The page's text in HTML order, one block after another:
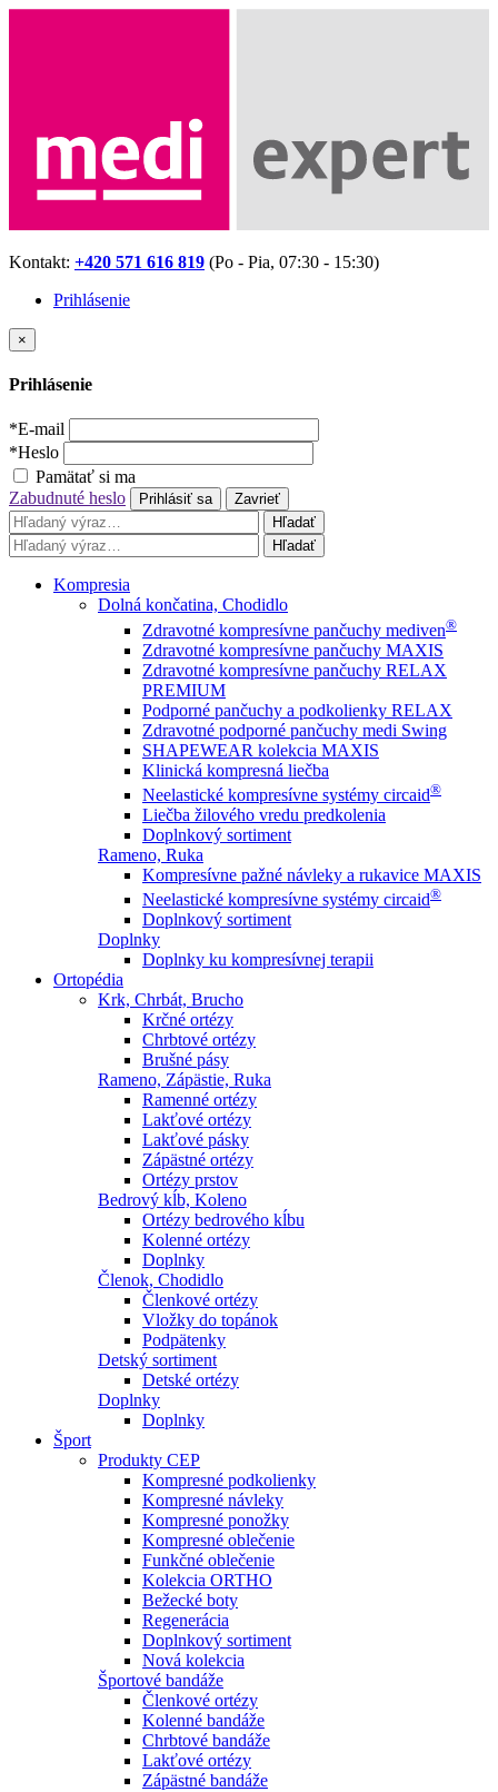
Kontakt: +420 571 616 819 (Po - Pia, 07:30 - 15:30)
Prihlásenie
×
Prihlásenie
*E-mail
*Heslo
Pamätať si ma
Zabudnuté heslo
Prihlásiť sa
Zavrieť
Hľadať
Hľadať
Kompresia
Dolná končatina, Chodidlo
Zdravotné kompresívne pančuchy mediven®
Zdravotné kompresívne pančuchy MAXIS
Zdravotné kompresívne pančuchy RELAX
PREMIUM
Podporné pančuchy a podkolienky RELAX
Zdravotné podporné pančuchy medi Swing
SHAPEWEAR kolekcia MAXIS
Klinická kompresná liečba
Neelastické kompresívne systémy circaid®
Liečba žilového vredu predkolenia
Doplnkový sortiment
Rameno, Ruka
Kompresívne pažné návleky a rukavice MAXIS
Neelastické kompresívne systémy circaid®
Doplnkový sortiment
Doplnky
Doplnky ku kompresívnej terapii
Ortopédia
Krk, Chrbát, Brucho
Krčné ortézy
Chrbtové ortézy
Brušné pásy
Rameno, Zápästie, Ruka
Ramenné ortézy
Lakťové ortézy
Lakťové pásky
Zápästné ortézy
Ortézy prstov
Bedrový kĺb, Koleno
Ortézy bedrového kĺbu
Kolenné ortézy
Doplnky
Členok, Chodidlo
Členkové ortézy
Vložky do topánok
Podpätenky
Detský sortiment
Detské ortézy
Doplnky
Doplnky
Šport
Produkty CEP
Kompresné podkolienky
Kompresné návleky
Kompresné ponožky
Kompresné oblečenie
Funkčné oblečenie
Kolekcia ORTHO
Bežecké boty
Regenerácia
Doplnkový sortiment
Nová kolekcia
Športové bandáže
Členkové ortézy
Kolenné bandáže
Chrbtové bandáže
Lakťové ortézy
Zápästné bandáže